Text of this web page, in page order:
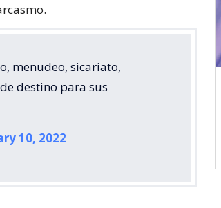
menudeo, sicariato,
destino para sus
10, 2022